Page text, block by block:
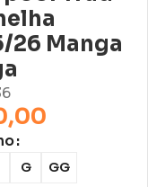
26 Manga
G GG